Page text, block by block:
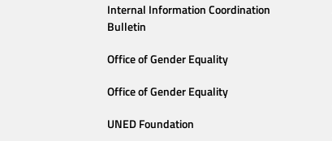
Internal Information Coordination
Bulletin
Office of Gender Equality
Office of Gender Equality
UNED Foundation